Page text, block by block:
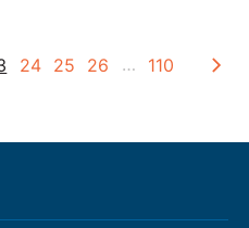
24 25 26 … 110